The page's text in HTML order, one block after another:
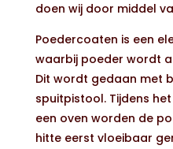
doen wij door middel
Poedercoaten is een
waarbij poeder wordt
Dit wordt gedaan met
spuitpistool. Tijdens
een oven worden de
hitte eerst vloeibaar